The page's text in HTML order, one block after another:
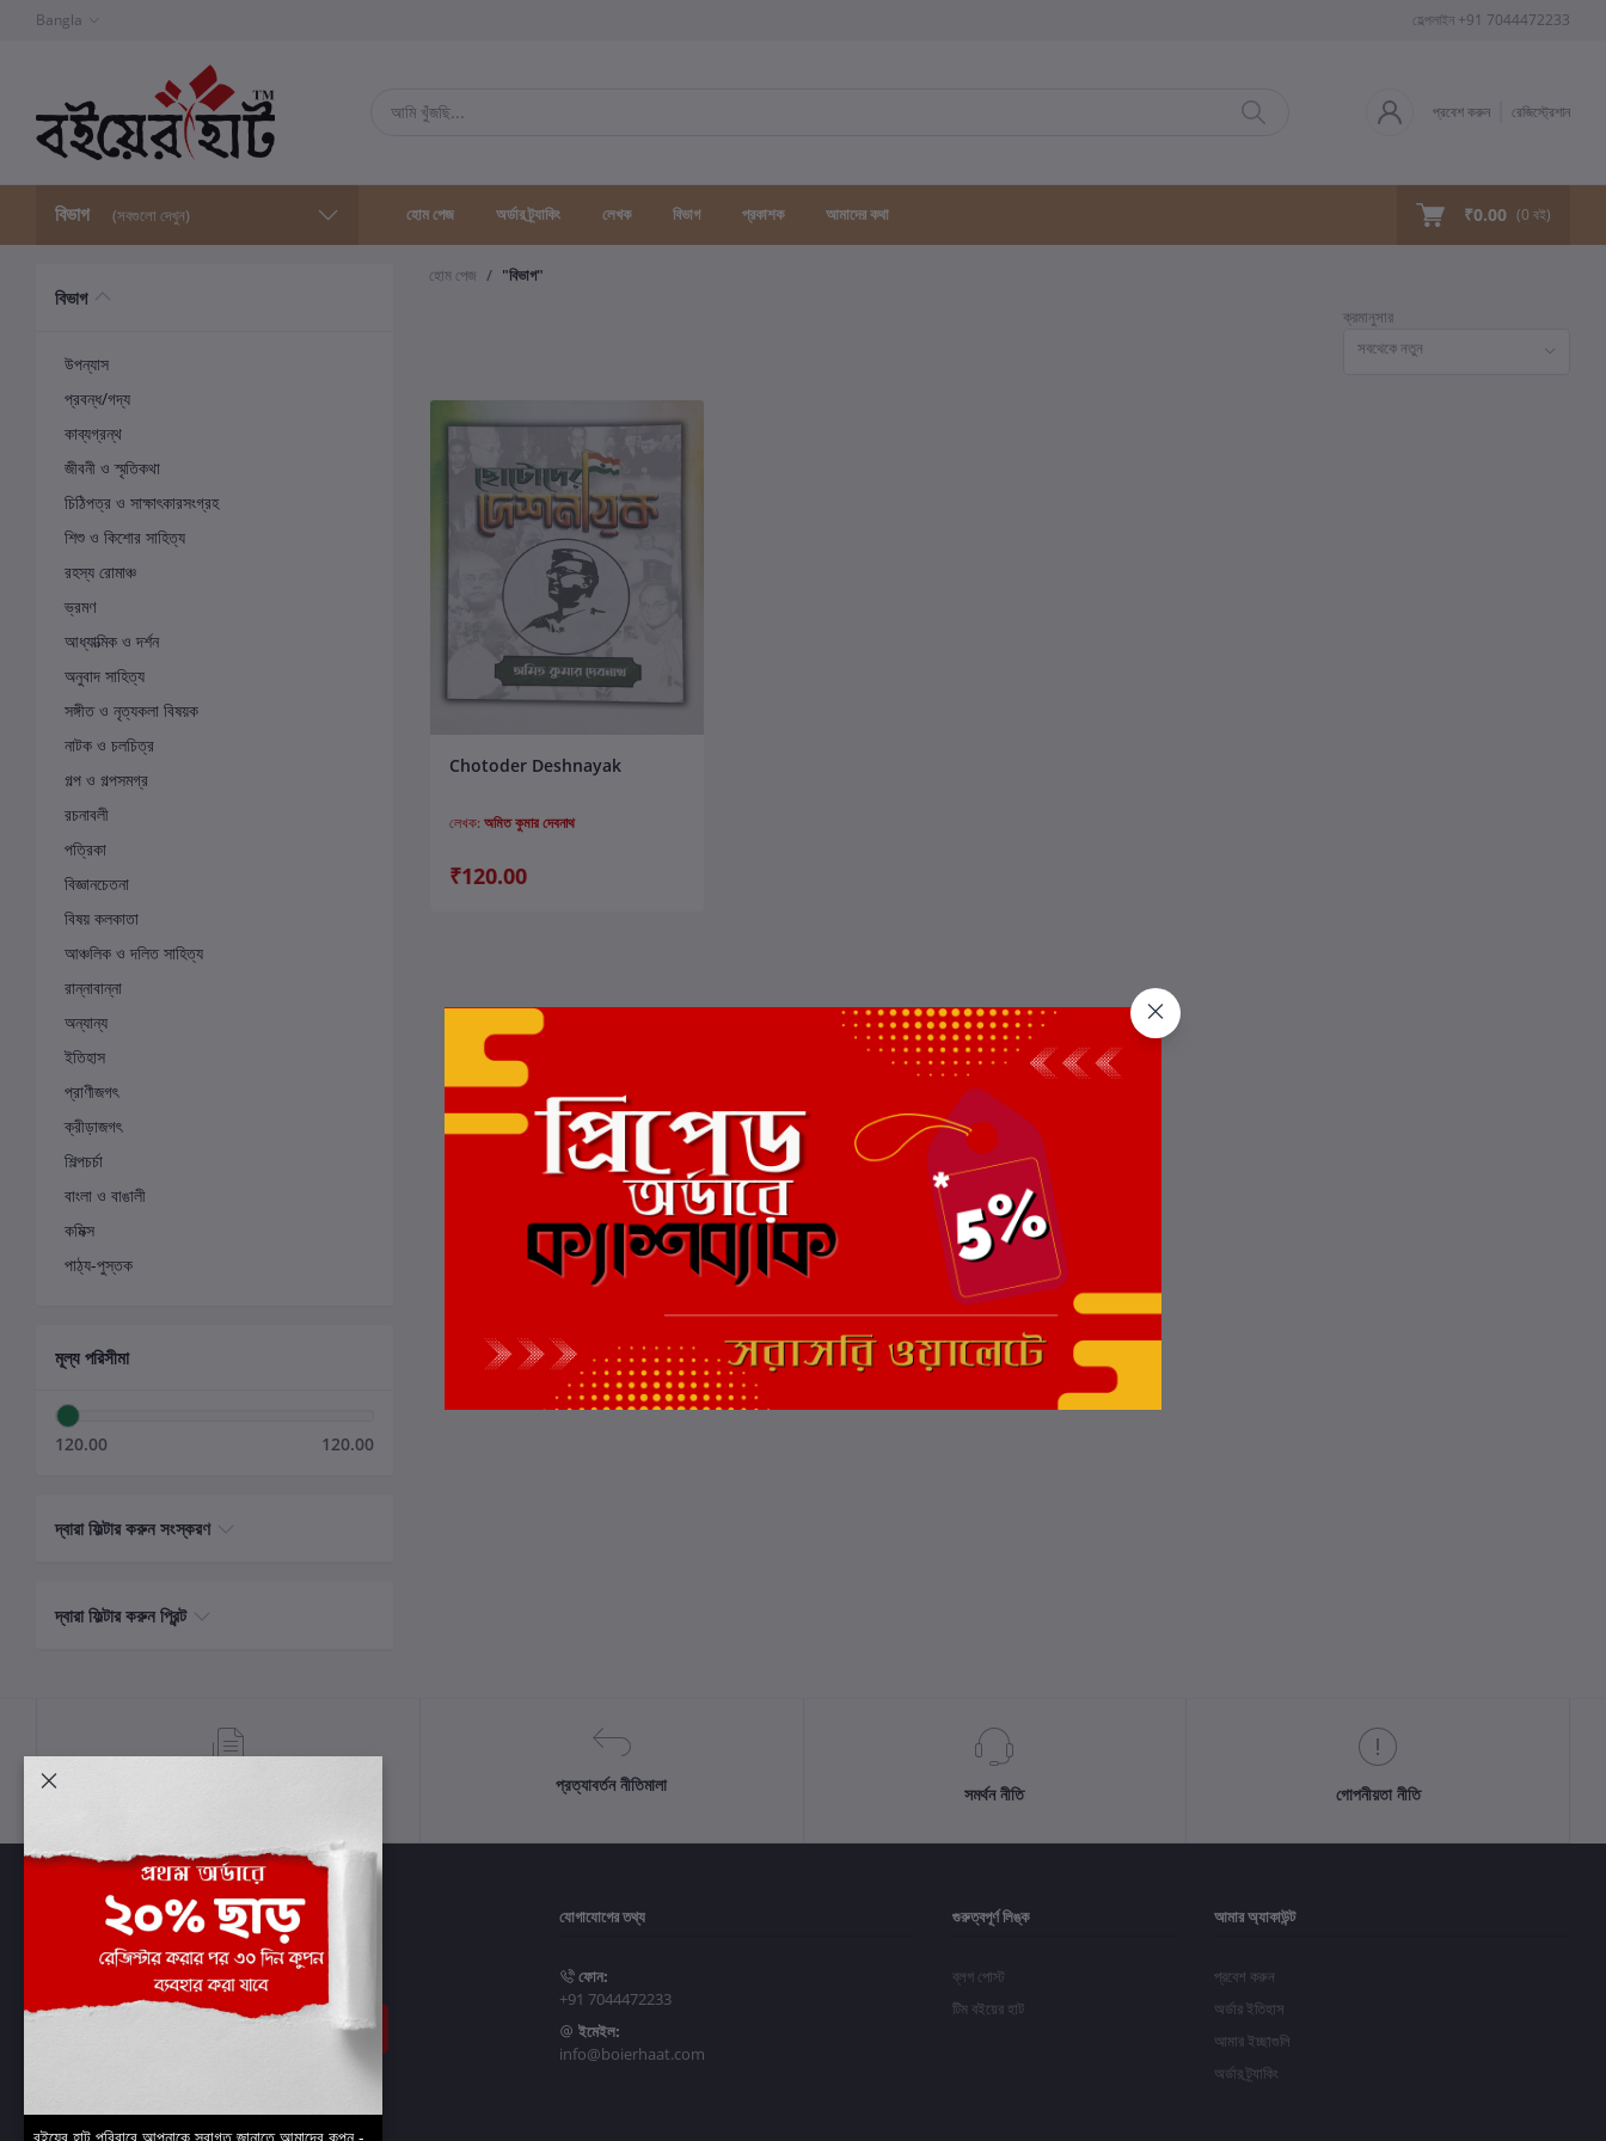
Bangla হেল্পলাইন +91 7044472233
প্রবেশ করুন রেজিস্ট্রেশান
বিভাগ (সবগুলো দেখুন) হোম পেজ অর্ডার ট্র্যাকিং লেখক বিভাগ প্রকাশক আমাদের কথা ₹0.00 (0 বই)
বিভাগ
উপন্যাস
প্রবন্ধ/গদ্য
কাব্যগ্রন্থ
জীবনী ও স্মৃতিকথা
চিঠিপত্র ও সাক্ষাৎকারসংগ্রহ
শিশু ও কিশোর সাহিত্য
রহস্য রোমাঞ্চ
ভ্রমণ
আধ্যাত্মিক ও দর্শন
অনুবাদ সাহিত্য
সঙ্গীত ও নৃত্যকলা বিষয়ক
নাটক ও চলচিত্র
গল্প ও গল্পসমগ্র
রচনাবলী
পত্রিকা
বিজ্ঞানচেতনা
বিষয় কলকাতা
আঞ্চলিক ও দলিত সাহিত্য
রান্নাবান্না
অন্যান্য
ইতিহাস
প্রাণীজগৎ
ক্রীড়াজগৎ
শিল্পচর্চা
বাংলা ও বাঙালী
কমিক্স
পাঠ্য-পুস্তক
মূল্য পরিসীমা
120.00 120.00
দ্বারা ফিল্টার করুন সংস্করণ
দ্বারা ফিল্টার করুন প্রিন্ট
হোম পেজ
"বিভাগ"
ক্রমানুসার
সবথেকে নতুন
কার্টে যোগ করুন
Chotoder Deshnayak
লেখক: অমিত কুমার দেবনাথ
₹120.00
প্রত্যাবর্তন নীতিমালা সমর্থন নীতি গোপনীয়তা নীতি
সাবস্ক্রাইব
যোগাযোগের তথ্য
ফোন:
+91 7044472233
ইমেইল:
info@boierhaat.com
গুরুত্বপূর্ণ লিঙ্ক
ব্লগ পোস্ট
টিম বইয়ের হাট
আমার অ্যাকাউন্ট
প্রবেশ করুন
অর্ডার ইতিহাস
আমার ইচ্ছাগুলি
অর্ডার ট্র্যাকিং